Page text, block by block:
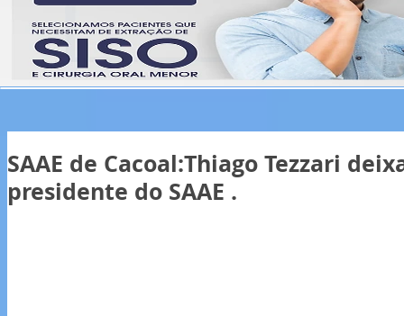
SAAE de Cacoal:Thiago Tezzari
presidente do SAAE .